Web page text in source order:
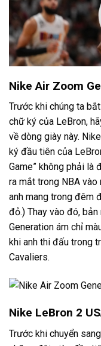
Nike Air Zoom
Trước khi chúng ta
chữ ký của LeBron,
về dòng giày này.
ký đầu tiên của
Game” không phải là
ra mắt trong NBA
anh mang trong đêm
đỏ.) Thay vào đó, bản
Generation ám chỉ
khi anh thi đấu trong
Cavaliers.
Nike LeBron 2
Trước khi chuyển